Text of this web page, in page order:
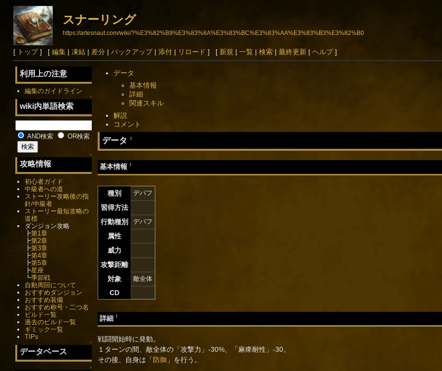
スナーリング
https://artesnaut.com/wiki/?%E3%82%B9%E3%83%8A%E3%83%BC%E3%83%AA%E3%83%B3%E3%82%B0
[ トップ] [ 編集| 凍結| 差分| バックアップ| 添付| リロード ] [ 新規 | 一覧| 検索| 最終更新| ヘルプ]
データ
基本情報
詳細
関連スキル
解説
コメント
データ †
基本情報 †
種別 デバフ
習得方法
行動種別
デバフ
属性
威力
攻撃距離
対象
敵全体
CD
詳細 †
戦闘開始時に発動。
１ターンの間、敵全体の「攻撃力」-30%、「麻痺耐性」-30。
その後、自身は「 防御 」を行う。
利用上の注意
編集のガイドライン
↑
wiki内単語検索
AND検索 OR検索
↑
攻略情報
初心者ガイド
中級者への道
ストーリー攻略後の指
針/中級者
ストーリー最短攻略の
道標
ダンジョン攻略
┣第1章
┣第2章
┣第3章
┣第4章
┣第5章
┣星座
┗季節戦
自動周回について
おすすめダンジョン
おすすめ装備
おすすめ称号・二つ名
ビルド一覧
過去のビルド一覧
ギミック一覧
TIPs
↑
データベース
↑